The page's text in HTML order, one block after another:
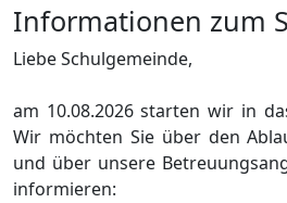
Informationen zum
Liebe Schulgemeinde,
am 10.08.2026 starten wir in
Wir möchten Sie über den
und über unsere
informieren: